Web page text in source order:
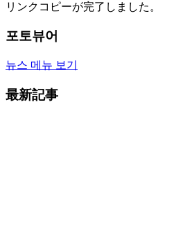
リンクコピーが完了しました。
포토뷰어
뉴스 메뉴 보기
最新記事